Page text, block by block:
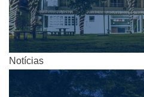
Notícias